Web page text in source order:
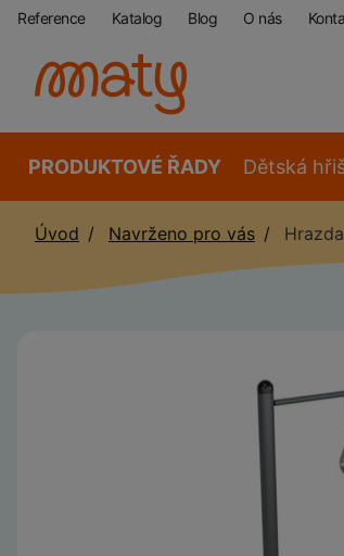
Reference Katalog Blog O nás
PRODUKTOVÉ ŘADY Dětská
Úvod Navrženo pro vás